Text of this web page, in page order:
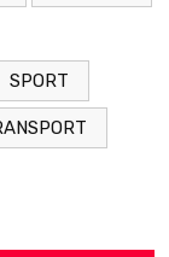
SPORT